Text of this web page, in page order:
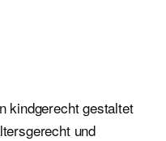
kindgerecht gestaltet
und